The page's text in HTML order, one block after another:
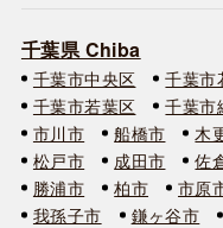
千葉県 Chiba
千葉市中央区 千葉市
千葉市若葉区
千葉市
市川市
船橋市 木
松戸市
成田市 佐
勝浦市
柏市 市原
我孫子市
鎌ヶ谷市